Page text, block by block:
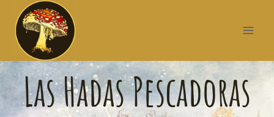
Las Hadas Pescadoras